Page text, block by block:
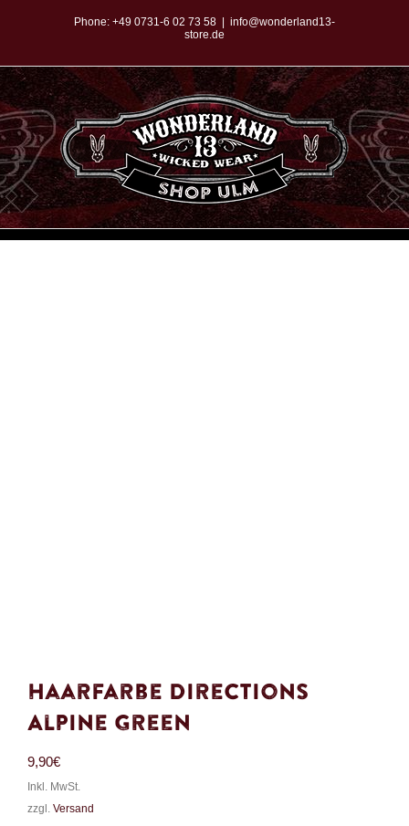
springen
Phone: +49 0731-6 02 73 58
info@wonderland13-
store.de
Haarfarbe Directions
Alpine Green
9,90€
Inkl. MwSt.
zzgl. Versand